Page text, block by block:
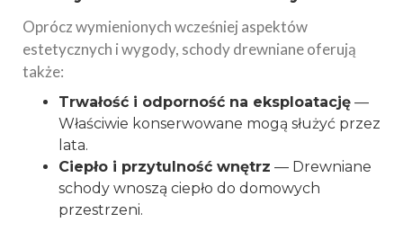
Oprócz wymienionych wcześniej aspektów
estetycznych i wygody, schody drewniane oferują
także:
Trwałość i odporność na eksploatację —
Właściwie konserwowane mogą służyć przez
lata.
Ciepło i przytulność wnętrz — Drewniane
schody wnoszą ciepło do domowych
przestrzeni.